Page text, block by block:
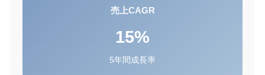
売上CAGR
15%
5年間成長率